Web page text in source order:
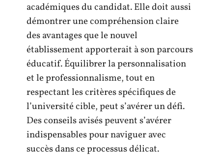
académiques du candidat. Elle doit aussi
démontrer une compréhension claire
des avantages que le nouvel
établissement apporterait à son parcours
éducatif. Équilibrer la personnalisation
et le professionnalisme, tout en
respectant les critères spécifiques de
l’université cible, peut s’avérer un défi.
Des conseils avisés peuvent s’avérer
indispensables pour naviguer avec
succès dans ce processus délicat.